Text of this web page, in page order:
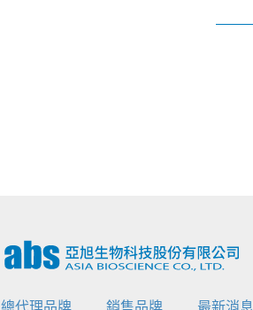
總代理品牌 銷售品牌 最新消息